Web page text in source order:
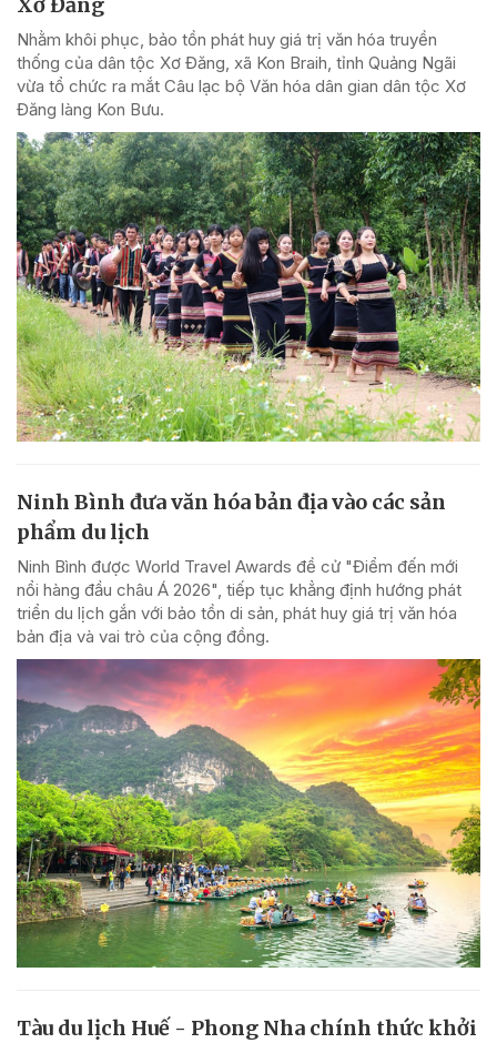
Nhằm khôi phục, bảo tồn phát huy giá trị văn hóa truyền
thống của dân tộc Xơ Đăng, xã Kon Braih, tỉnh Quảng Ngãi
vừa tổ chức ra mắt Câu lạc bộ Văn hóa dân gian dân tộc Xơ
Đăng làng Kon Bưu.
Ninh Bình đưa văn hóa bản địa vào các sản
phẩm du lịch
Ninh Bình được World Travel Awards đề cử "Điểm đến mới
nổi hàng đầu châu Á 2026", tiếp tục khẳng định hướng phát
triển du lịch gắn với bảo tồn di sản, phát huy giá trị văn hóa
bản địa và vai trò của cộng đồng.
Tàu du lịch Huế - Phong Nha chính thức khởi